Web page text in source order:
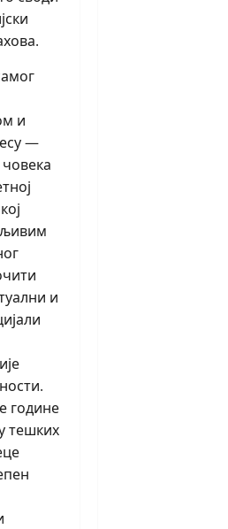
и
—
човека
и
године
тешких